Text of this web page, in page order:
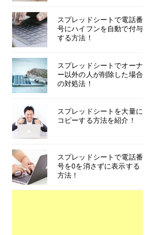
スプレッドシートで電話番
号にハイフンを自動で付与
する方法！
スプレッドシートでオーナ
ー以外の人が削除した場合
の対処法！
スプレッドシートを大量に
コピーする方法を紹介！
スプレッドシートで電話番
号を0を消さずに表示する
方法！